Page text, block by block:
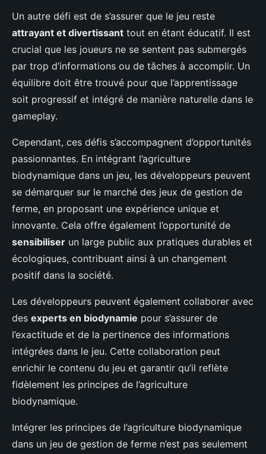
Un autre défi est de s’assurer que le jeu reste
attrayant et divertissant tout en étant éducatif. Il est
crucial que les joueurs ne se sentent pas submergés
par trop d’informations ou de tâches à accomplir. Un
équilibre doit être trouvé pour que l’apprentissage
soit progressif et intégré de manière naturelle dans le
gameplay.
Cependant, ces défis s’accompagnent d’opportunités
passionnantes. En intégrant l’agriculture
biodynamique dans un jeu, les développeurs peuvent
se démarquer sur le marché des jeux de gestion de
ferme, en proposant une expérience unique et
innovante. Cela offre également l’opportunité de
sensibiliser un large public aux pratiques durables et
écologiques, contribuant ainsi à un changement
positif dans la société.
Les développeurs peuvent également collaborer avec
des experts en biodynamie pour s’assurer de
l’exactitude et de la pertinence des informations
intégrées dans le jeu. Cette collaboration peut
enrichir le contenu du jeu et garantir qu’il reflète
fidèlement les principes de l’agriculture
biodynamique.
Intégrer les principes de l’agriculture biodynamique
dans un jeu de gestion de ferme n’est pas seulement